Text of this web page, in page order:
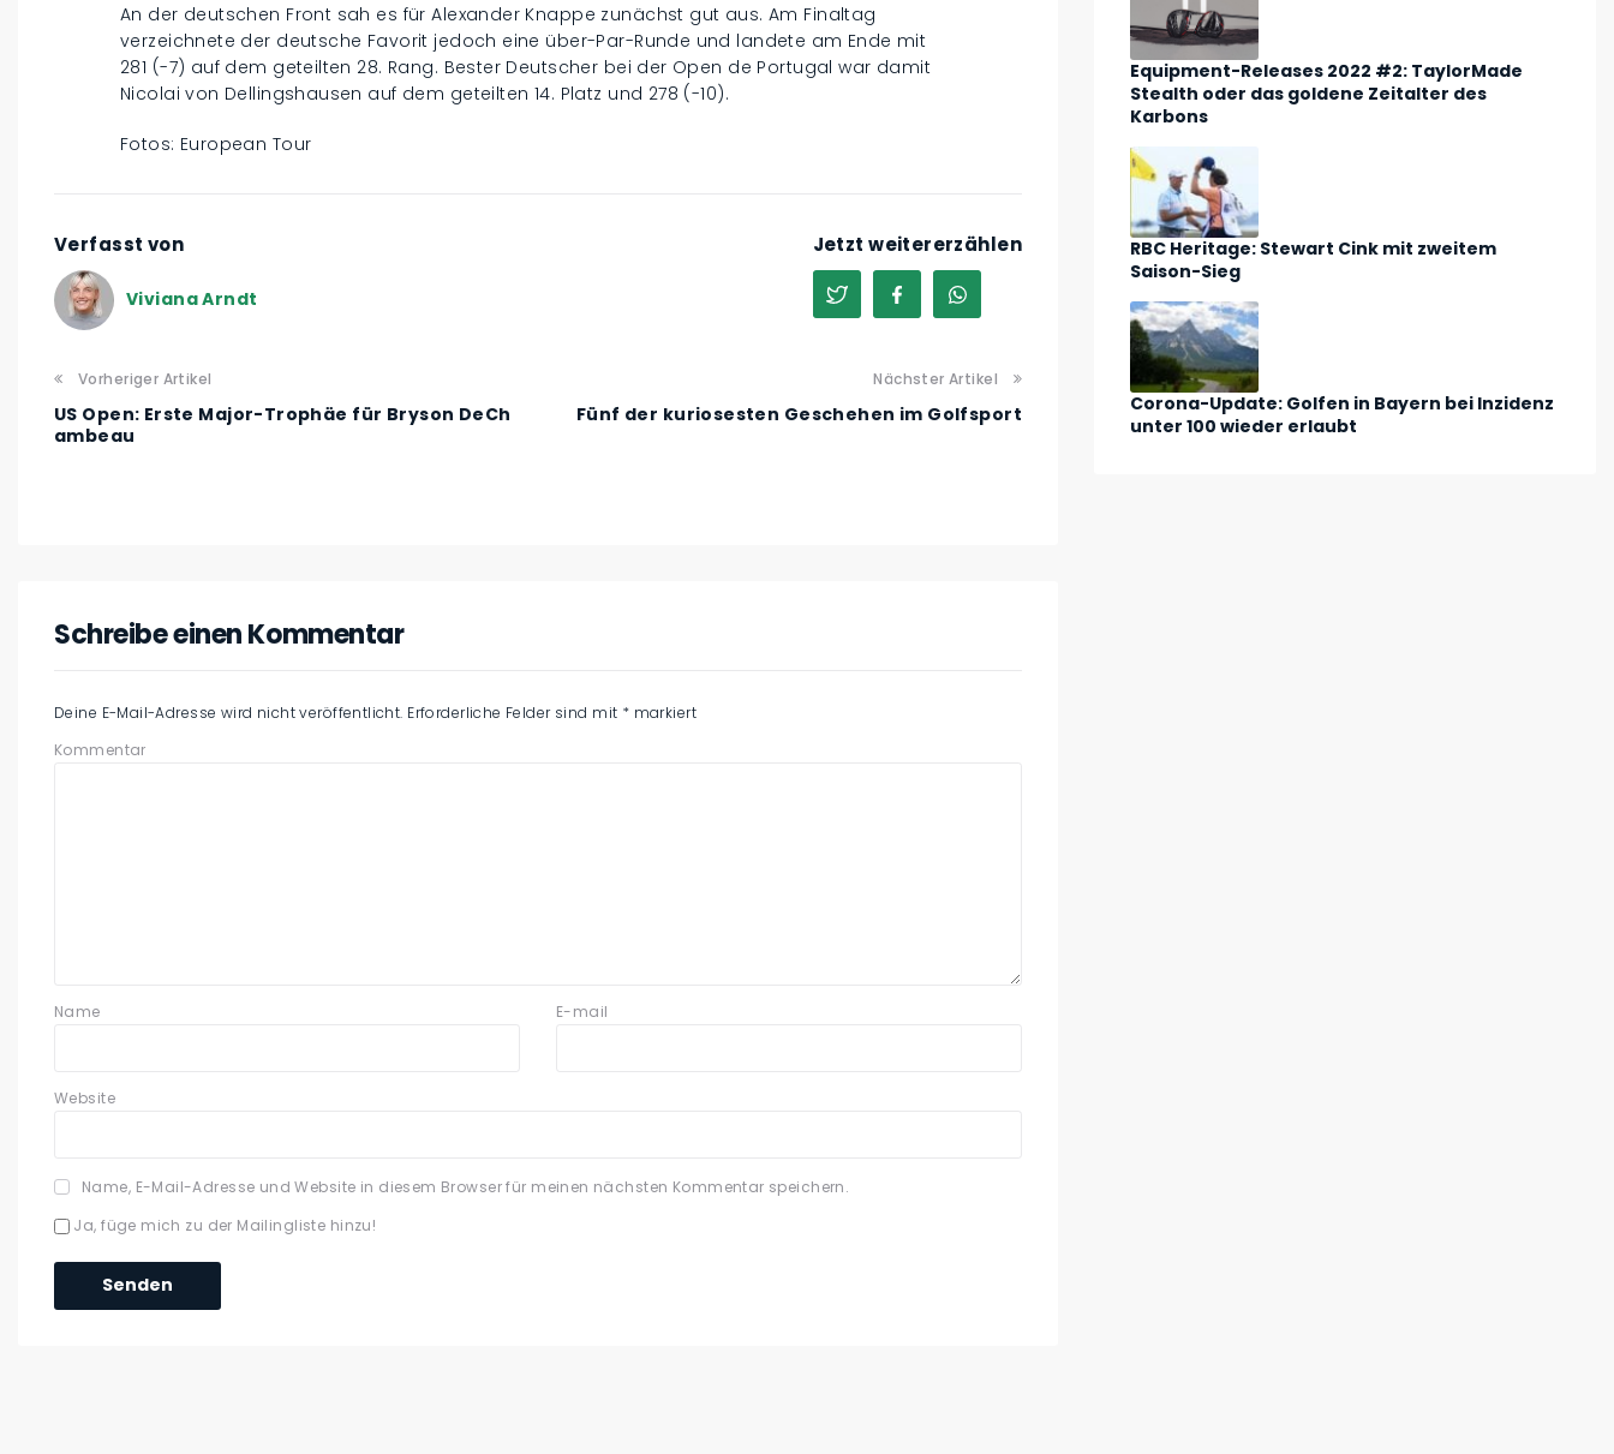
An der deutschen Front sah es für Alexander Knappe zunächst gut aus. Am Finaltag
verzeichnete der deutsche Favorit jedoch eine über-Par-Runde und landete am Ende mit
281 (-7) auf dem geteilten 28. Rang. Bester Deutscher bei der Open de Portugal war damit
Nicolai von Dellingshausen auf dem geteilten 14. Platz und 278 (-10).
Fotos: European Tour
Verfasst von
Viviana Arndt
Jetzt weitererzählen
Vorheriger Artikel
US Open: Erste Major-Trophäe für Bryson DeCh
ambeau
Nächster Artikel
Fünf der kuriosesten Geschehen im Golfsport
Schreibe einen Kommentar
Deine E-Mail-Adresse wird nicht veröffentlicht. Erforderliche Felder sind mit * markiert
Kommentar
Name E-mail
Website
Name, E-Mail-Adresse und Website in diesem Browser für meinen nächsten Kommentar speichern.
Ja, füge mich zu der Mailingliste hinzu!
Equipment-Releases 2022 #2: TaylorMade
Stealth oder das goldene Zeitalter des
Karbons
RBC Heritage: Stewart Cink mit zweitem
Saison-Sieg
Corona-Update: Golfen in Bayern bei Inzidenz
unter 100 wieder erlaubt